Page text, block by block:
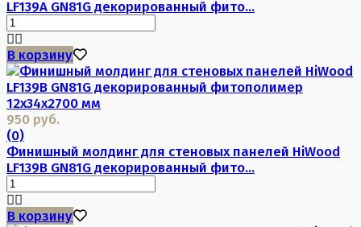
LF139A GN81G декорированный фито...
В корзину
950 руб.
(0)
Финишный молдинг для стеновых панелей HiWood
LF139B GN81G декорированный фито...
В корзину